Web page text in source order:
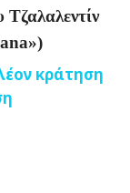
κράτηση